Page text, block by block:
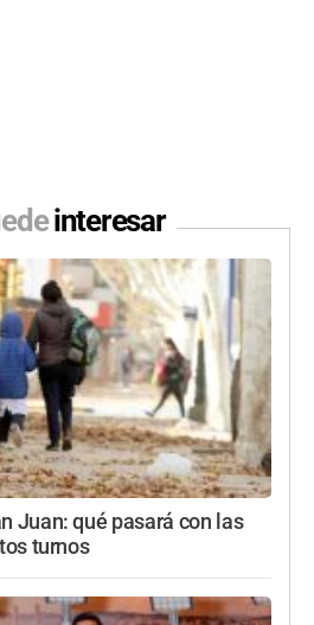
interesar
Juan: qué pasará con las
turnos